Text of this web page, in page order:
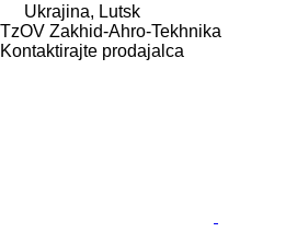
Ukrajina, Lutsk
TzOV Zakhid-Ahro-Tekhnika
Kontaktirajte prodajalca